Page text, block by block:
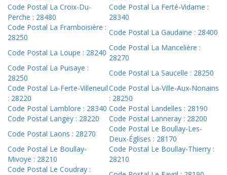
Code Postal La Croix-Du-
Perche : 28480
Code Postal La Ferté-Vidame :
28340
Code Postal La Framboisière :
28250
Code Postal La Gaudaine : 28400
Code Postal La Loupe : 28240
Code Postal La Mancelière :
28270
Code Postal La Puisaye :
28250
Code Postal La Saucelle : 28250
Code Postal La-Ferte-Villeneuil
: 28220
Code Postal La-Ville-Aux-Nonains
: 28250
Code Postal Lamblore : 28340 Code Postal Landelles : 28190
Code Postal Langey : 28220
Code Postal Lanneray : 28200
Code Postal Laons : 28270
Code Postal Le Boullay-Les-
Deux-Églises : 28170
Code Postal Le Boullay-
Mivoye : 28210
Code Postal Le Boullay-Thierry :
28210
Code Postal Le Coudray :